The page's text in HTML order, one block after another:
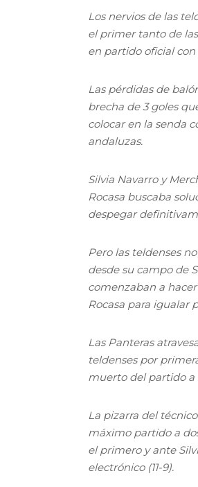
Los nervios de las
el primer tanto de
en partido oficial con
Las pérdidas de
brecha de 3 goles
colocar en la senda
andaluzas.
Silvia Navarro y
Rocasa buscaba
despegar
Pero las teldenses
desde su campo de
comenzaban a
Rocasa para igualar
Las Panteras
teldenses por
muerto del partido a
La pizarra del
máximo partido a
el primero y ante
electrónico (11-9).